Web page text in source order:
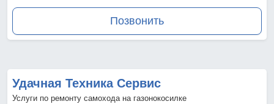
Позвонить
Удачная Техника Сервис
Услуги по ремонту самохода на газонокосилке